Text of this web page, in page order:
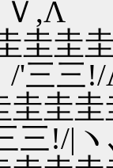
Ｖ,Λ
圭
/'三三
圭圭
三!/|ヽ